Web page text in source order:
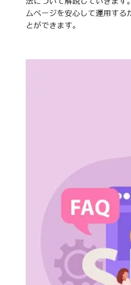
ムページを安心して運用する
とができます。